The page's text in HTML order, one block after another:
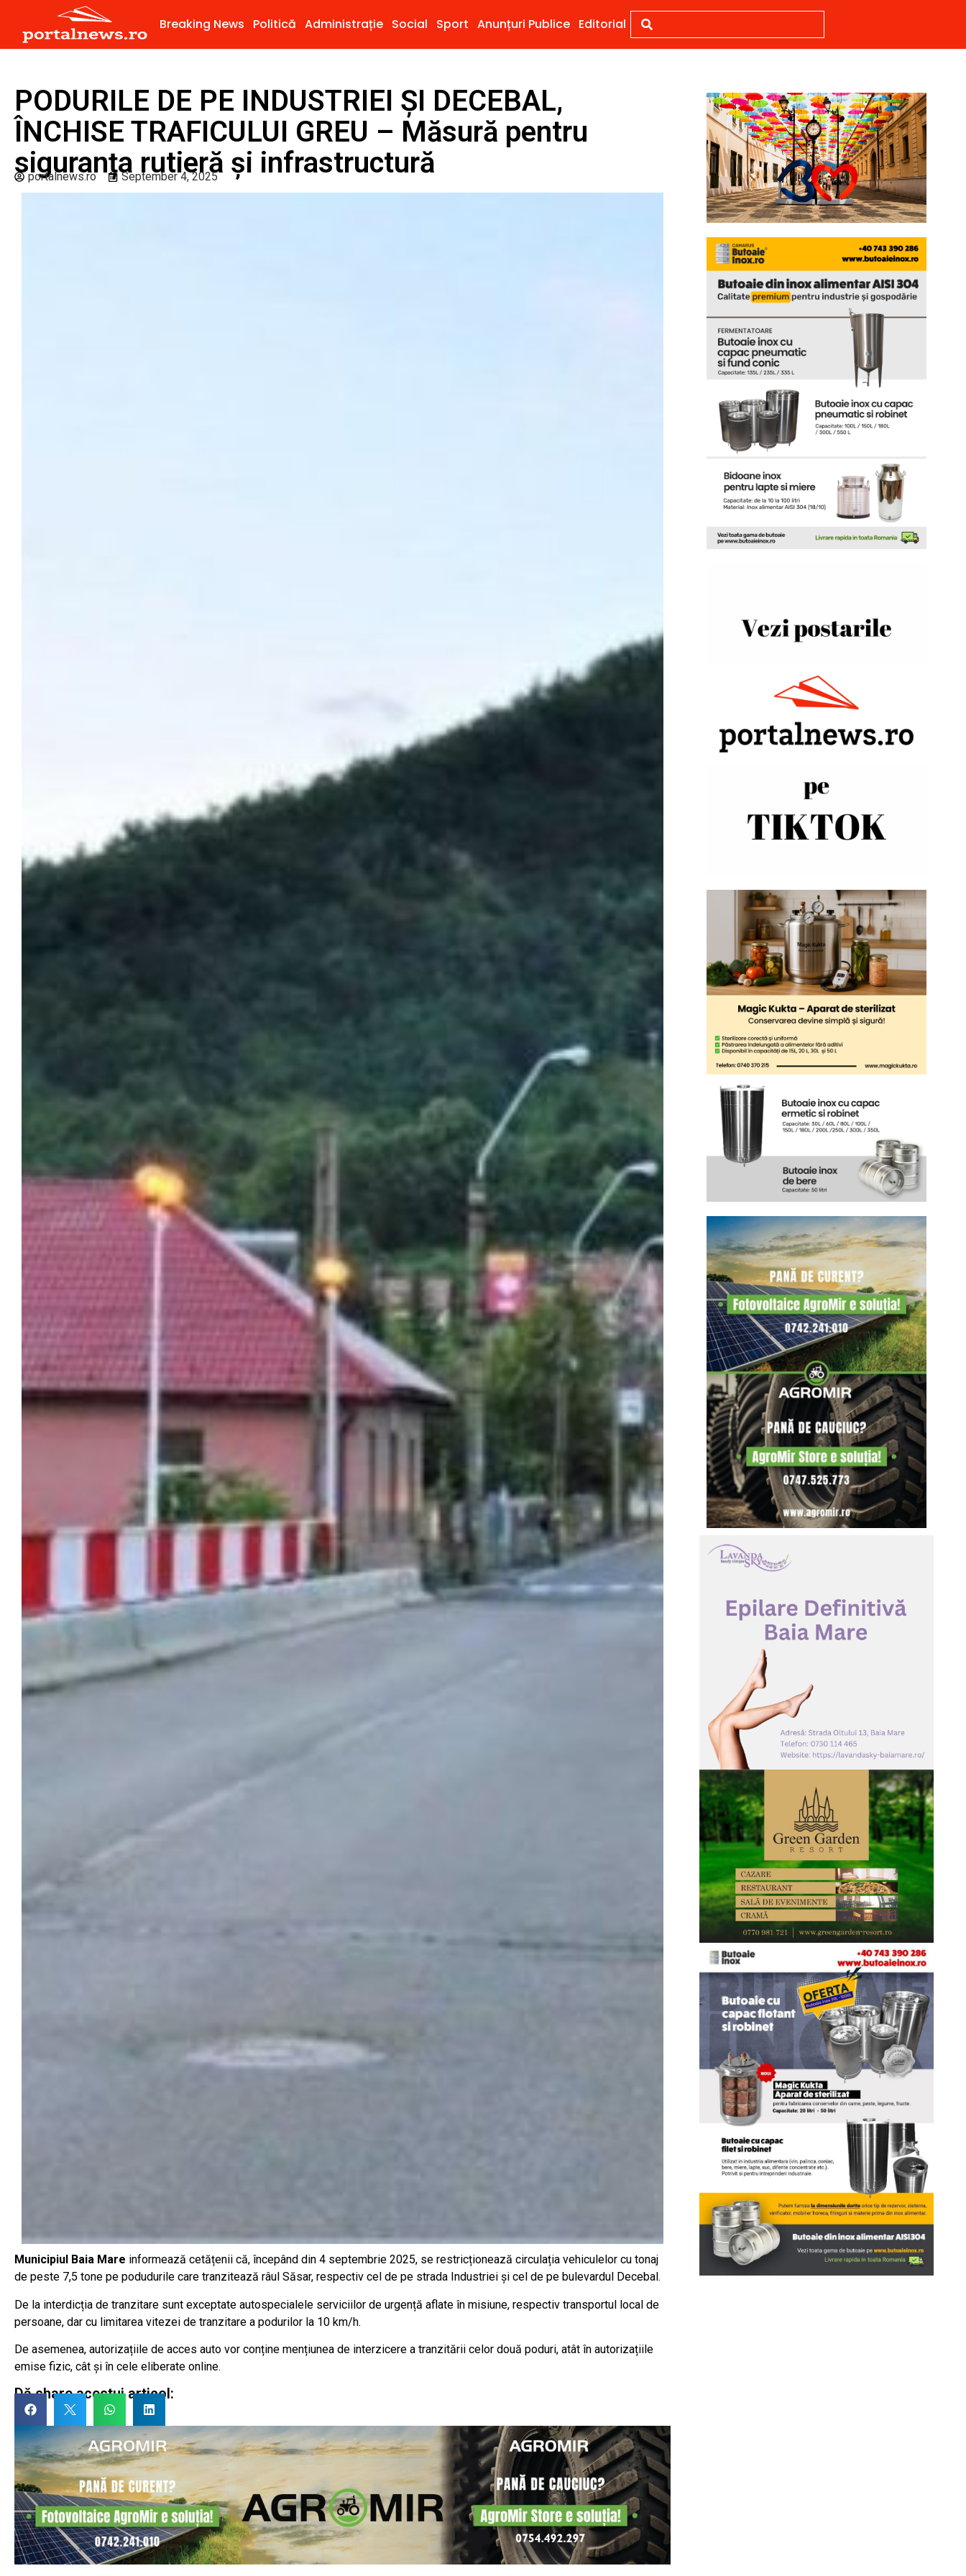
Breaking News Politică Administrație Social Sport Anunțuri Publice Editorial
PODURILE DE PE INDUSTRIEI ȘI DECEBAL,
ÎNCHISE TRAFICULUI GREU – Măsură pentru
siguranța rutieră și infrastructură
portalnews.ro September 4, 2025
Municipiul Baia Mare informează cetățenii că, începând din 4 septembrie 2025, se restricționează circulația vehiculelor cu tonaj
de peste 7,5 tone pe podudurile care tranzitează râul Săsar, respectiv cel de pe strada Industriei și cel de pe bulevardul Decebal.
De la interdicția de tranzitare sunt exceptate autospecialele serviciilor de urgență aflate în misiune, respectiv transportul local de
persoane, dar cu limitarea vitezei de tranzitare a podurilor la 10 km/h.
De asemenea, autorizațiile de acces auto vor conține mențiunea de interzicere a tranzitării celor două poduri, atât în autorizațiile
emise fizic, cât și în cele eliberate online.
Dă share acestui articol: